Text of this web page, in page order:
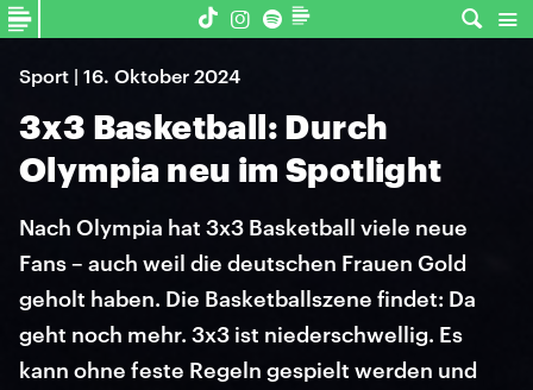
Sport | 16. Oktober 2024
3x3 Basketball: Durch
Olympia neu im Spotlight
Nach Olympia hat 3x3 Basketball viele neue
Fans – auch weil die deutschen Frauen Gold
geholt haben. Die Basketballszene findet: Da
geht noch mehr. 3x3 ist niederschwellig. Es
kann ohne feste Regeln gespielt werden und